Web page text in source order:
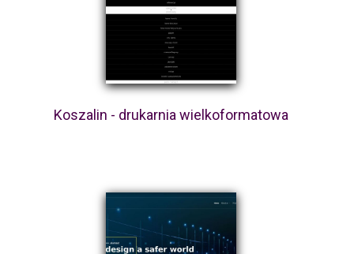
Koszalin - drukarnia wielkoformatowa